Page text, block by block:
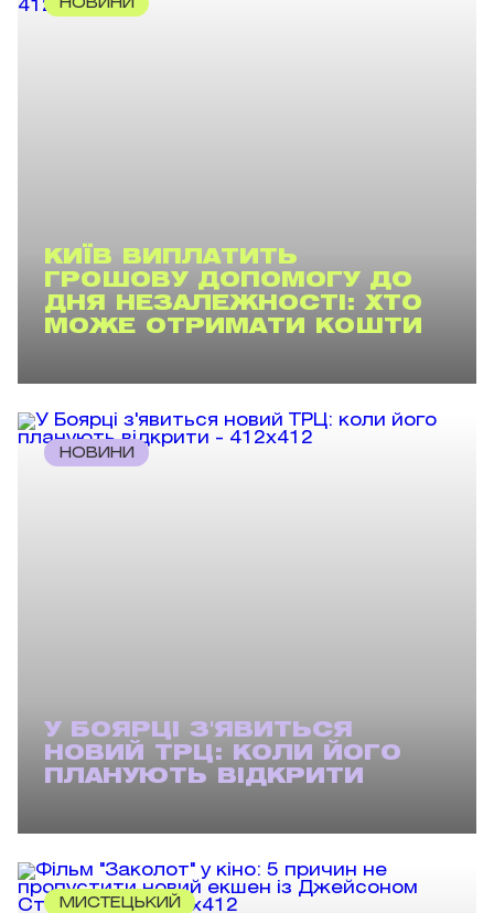
НОВИНИ
КИЇВ ВИПЛАТИТЬ
ГРОШОВУ ДОПОМОГУ ДО
ДНЯ НЕЗАЛЕЖНОСТІ: ХТО
МОЖЕ ОТРИМАТИ КОШТИ
НОВИНИ
У БОЯРЦІ З'ЯВИТЬСЯ
НОВИЙ ТРЦ: КОЛИ ЙОГО
ПЛАНУЮТЬ ВІДКРИТИ
МИСТЕЦЬКИЙ